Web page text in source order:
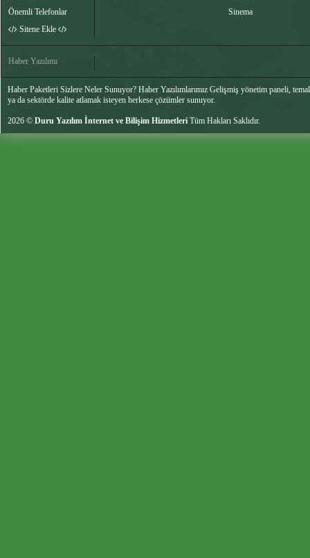
Önemli Telefonlar
Sitene Ekle
Sinema
Haber Yazılımı
Haber Paketleri Sizlere Neler Sunuyor? Haber Yazılımlarımız Gelişmiş yönetim paneli,
ya da sektörde kalite atlamak isteyen herkese çözümler sunuyor.
2026 © Duru Yazılım İnternet ve Bilişim Hizmetleri Tüm Hakları Saklıdır.